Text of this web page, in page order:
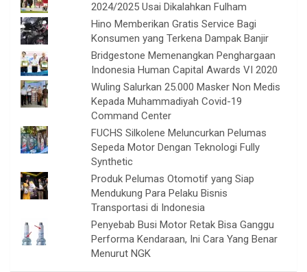
2024/2025 Usai Dikalahkan Fulham
Hino Memberikan Gratis Service Bagi
Konsumen yang Terkena Dampak Banjir
Bridgestone Memenangkan Penghargaan
Indonesia Human Capital Awards VI 2020
Wuling Salurkan 25.000 Masker Non Medis
Kepada Muhammadiyah Covid-19
Command Center
FUCHS Silkolene Meluncurkan Pelumas
Sepeda Motor Dengan Teknologi Fully
Synthetic
Produk Pelumas Otomotif yang Siap
Mendukung Para Pelaku Bisnis
Transportasi di Indonesia
Penyebab Busi Motor Retak Bisa Ganggu
Performa Kendaraan, Ini Cara Yang Benar
Menurut NGK